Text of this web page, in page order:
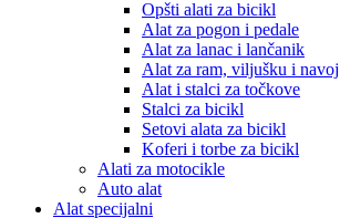
Opšti alati za bicikl
Alat za pogon i pedale
Alat za lanac i lančanik
Alat za ram, viljušku i navoj
Alat i stalci za točkove
Stalci za bicikl
Setovi alata za bicikl
Koferi i torbe za bicikl
Alati za motocikle
Auto alat
Alat specijalni